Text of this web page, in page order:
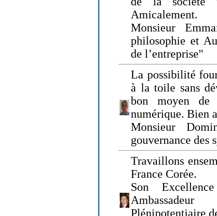
Amicalement.
Monsieur
philosophie et
de l’entreprise"
La possibilité
à la toile sans
bon moyen de
numérique. Bien
Monsieur
gouvernance des
Travaillons
France Corée.
Son
Plénipotentiaire